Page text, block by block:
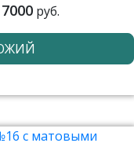
руб.